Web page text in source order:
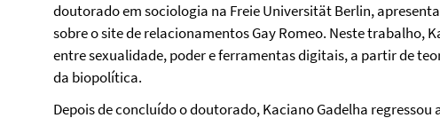
doutorado em sociologia na Freie Universität Berlin,
sobre o site de relacionamentos Gay Romeo. Neste trabalho,
entre sexualidade, poder e ferramentas digitais, a partir de
da biopolítica.
Depois de concluído o doutorado, Kaciano Gadelha regressou